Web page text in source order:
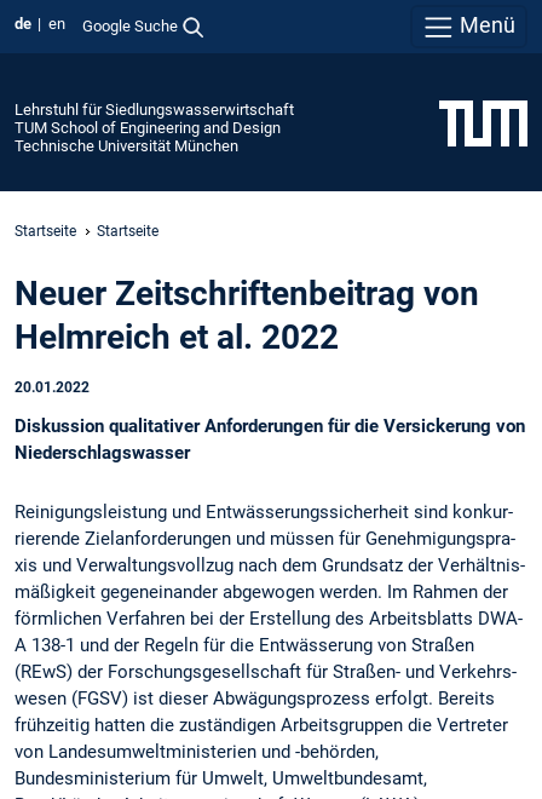
de en Google Suche Menü
Lehrstuhl für Siedlungswasserwirtschaft
TUM School of Engineering and Design
Technische Universität München
Startseite Startseite
Neuer Zeitschriftenbeitrag von
Helmreich et al. 2022
20.01.2022
Diskussion qualitativer Anforderungen für die Versickerung von
Niederschlagswasser
Reinigungsleistung und Entwässerungssicherheit sind konkur­
rierende Zielanforderungen und müssen für Genehmigungspra­
xis und Verwaltungsvollzug nach dem Grundsatz der Verhältnis­
mäßigkeit gegeneinander abgewogen werden. Im Rahmen der
förmlichen Verfahren bei der Erstellung des Arbeitsblatts DWA-
A 138-1 und der Regeln für die Entwässerung von Straßen
(REwS) der Forschungsgesellschaft für Straßen- und Verkehrs­
wesen (FGSV) ist dieser Abwägungsprozess erfolgt. Bereits
früh­zeitig hatten die zuständigen Arbeitsgruppen die Vertreter
von Landesumweltministerien und -behörden,
Bundesministerium für Umwelt, Umweltbundesamt,